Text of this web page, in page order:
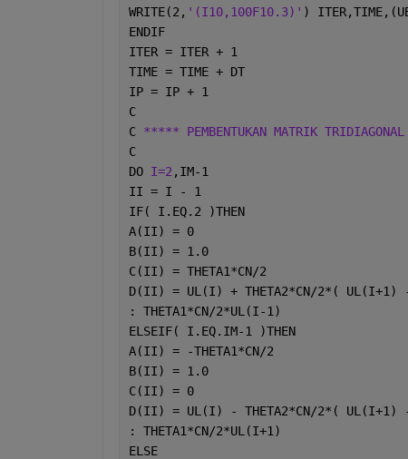
WRITE(2, '(I10,100F10.3)' )
ENDIF
ITER = ITER + 1
TIME = TIME + DT
IP = IP + 1
C
C ***** PEMBENTUKAN MATRIK
C
DO I=2 ,IM-1
II = I - 1
IF( I.EQ.2 )THEN
A(II) = 0
B(II) = 1.0
C(II) = THETA1*CN/2
D(II) = UL(I) + THETA2*CN/2*(
: THETA1*CN/2*UL(I-1)
ELSEIF( I.EQ.IM-1 )THEN
A(II) = -THETA1*CN/2
B(II) = 1.0
C(II) = 0
D(II) = UL(I) - THETA2*CN/2*(
: THETA1*CN/2*UL(I+1)
ELSE